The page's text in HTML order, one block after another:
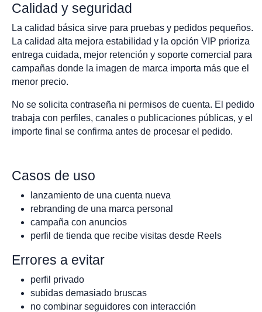
Calidad y seguridad
La calidad básica sirve para pruebas y pedidos pequeños.
La calidad alta mejora estabilidad y la opción VIP prioriza
entrega cuidada, mejor retención y soporte comercial para
campañas donde la imagen de marca importa más que el
menor precio.
No se solicita contraseña ni permisos de cuenta. El pedido
trabaja con perfiles, canales o publicaciones públicas, y el
importe final se confirma antes de procesar el pedido.
Casos de uso
lanzamiento de una cuenta nueva
rebranding de una marca personal
campaña con anuncios
perfil de tienda que recibe visitas desde Reels
Errores a evitar
perfil privado
subidas demasiado bruscas
no combinar seguidores con interacción